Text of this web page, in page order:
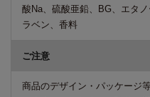
酸Na、硫酸亜鉛、BG、エタ
ラベン、香料
ご注意
商品のデザイン・パッケージ